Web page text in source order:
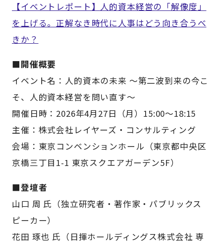
【イベントレポート】人的資本経営の「解像度」
を上げる。正解なき時代に人事はどう向き合うべ
きか？
■開催概要
イベント名：人的資本の未来 ～第二波到来の今こ
そ、人的資本経営を問い直す～
開催日時：2026年4月27日（月）15:00～18:15
主催：株式会社レイヤーズ・コンサルティング
会場：東京コンベンションホール（東京都中央区
京橋三丁目1-1 東京スクエアガーデン5F）
■登壇者
山口 周 氏（独立研究者・著作家・パブリックス
ピーカー）
花田 琢也 氏（日揮ホールディングス株式会社 専